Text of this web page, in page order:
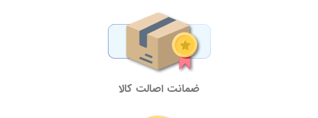
ضمانت اصالت کالا